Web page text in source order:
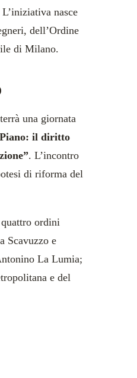
nasce
dell’Ordine
di Milano.
una giornata
il diritto
. L’incontro
di riforma del
ordini
Scavuzzo e
La Lumia;
e del